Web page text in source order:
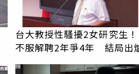
台大教授性騷擾2女研究生！
不服解聘2年爭4年 結局出
PR